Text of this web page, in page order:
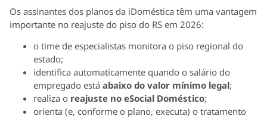
Os assinantes dos planos da iDoméstica têm uma vantagem
importante no reajuste do piso do RS em 2026:
o time de especialistas monitora o piso regional do
estado;
identifica automaticamente quando o salário do
empregado está abaixo do valor mínimo legal;
realiza o reajuste no eSocial Doméstico;
orienta (e, conforme o plano, executa) o tratamento